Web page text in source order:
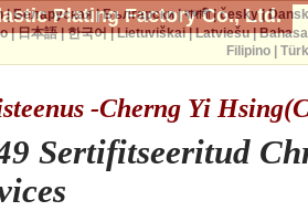
Plating Factory Co., Ltd.
-Cherng Yi
Sertifitseeritud
|Беларуская|Български|বাঙ্গালী|česky|
|日本語|한국어|Lietuviškai|Latviešu|
Filipino|